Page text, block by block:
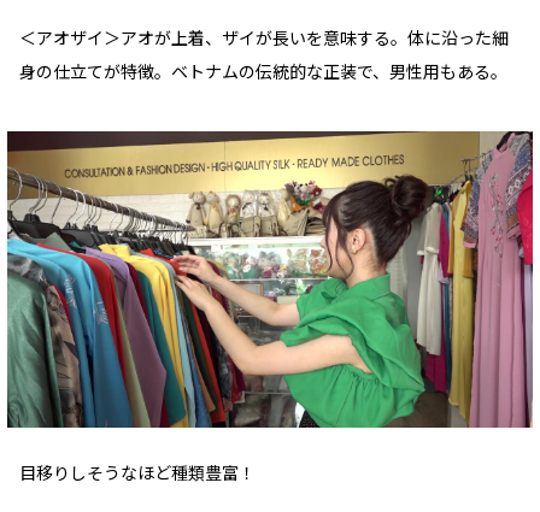
＜アオザイ＞アオが上着、ザイが長いを意味する。体に沿った細
身の仕立てが特徴。ベトナムの伝統的な正装で、男性用もある。
目移りしそうなほど種類豊富！